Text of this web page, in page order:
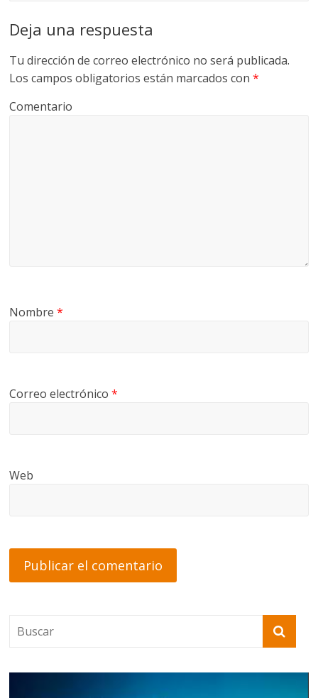
Deja una respuesta
Tu dirección de correo electrónico no será publicada.
Los campos obligatorios están marcados con*
Comentario
Nombre*
Correo electrónico*
Web